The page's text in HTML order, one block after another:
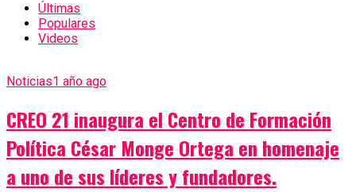
Últimas
Populares
Videos
Noticias1 año ago
CREO 21 inaugura el Centro de Formación
Política César Monge Ortega en homenaje
a uno de sus líderes y fundadores.